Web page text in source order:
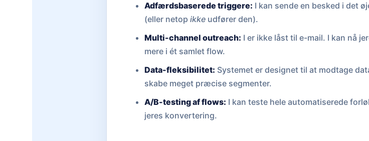
Adfærdsbaserede triggere: I kan sende en besked i det
(eller netopikke udfører den).
Multi-channel outreach: I er ikke låst til e-mail. I kan nå
mere i ét samlet flow.
Data-fleksibilitet: Systemet er designet til at modtage
skabe meget præcise segmenter.
A/B-testing af flows: I kan teste hele automatiserede
jeres konvertering.